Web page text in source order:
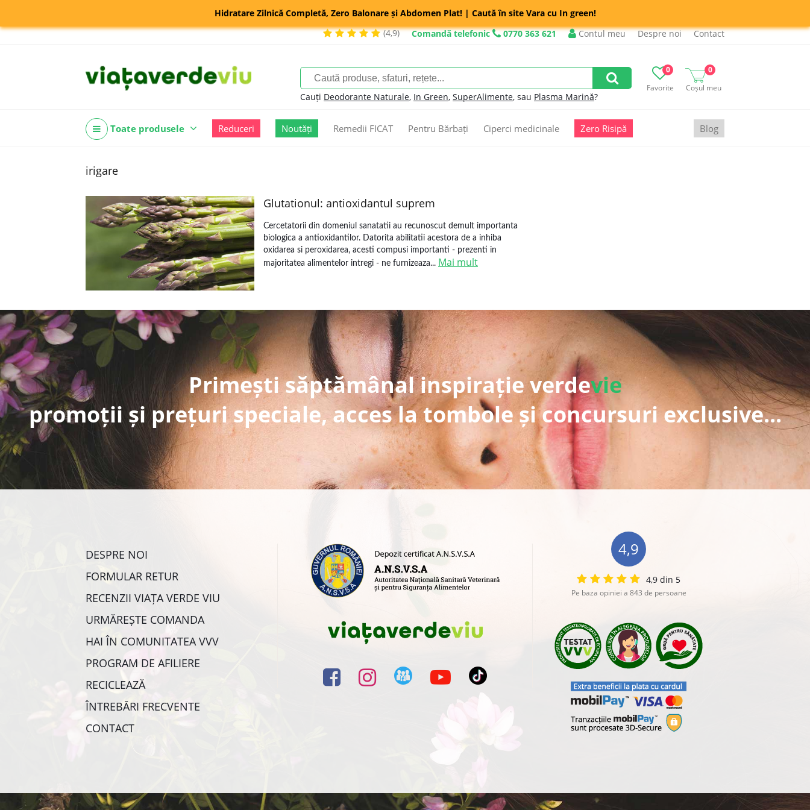
Hidratare Zilnică Completă, Zero Balonare și Abdomen Plat! | Caută în site Vara cu In green!
(4,9)
Comandă telefonic 0770 363 621 Contul meu Despre noi Contact
Favorite
0
Coșul meu
0
Cauți Deodorante Naturale, In Green, SuperAlimente, sau Plasma Marină?
Toate produsele Reduceri Noutăți Remedii FICAT Pentru Bărbați Ciperci medicinale Zero Risipă Blog
irigare
Glutationul: antioxidantul suprem
Cercetatorii din domeniul sanatatii au recunoscut demult importanta
biologica a antioxidantilor. Datorita abilitatii acestora de a inhiba
oxidarea si peroxidarea, acesti compusi importanti - prezenti in
majoritatea alimentelor intregi - ne furnizeaza... Mai mult
Primești săptămânal inspirație verdevie
promoții și prețuri speciale, acces la tombole și concursuri exclusive...
DESPRE NOI
FORMULAR RETUR
RECENZII VIAȚA VERDE VIU
URMĂREȘTE COMANDA
HAI ÎN COMUNITATEA VVV
PROGRAM DE AFILIERE
RECICLEAZĂ
ÎNTREBĂRI FRECVENTE
CONTACT
4,9
4,9 din 5
Pe baza opiniei a 843 de persoane